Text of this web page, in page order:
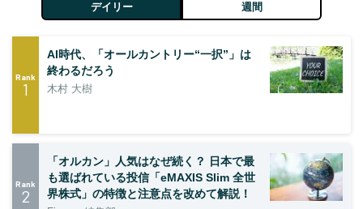
デイリー 週間
Rank
1
AI時代、「オールカントリー“一択”」は
終わるだろう
木村 大樹
Rank
2
「オルカン」人気はなぜ続く？ 日本で最
も選ばれている投信「eMAXIS Slim 全世
界株式」の特徴と注意点を改めて解説！